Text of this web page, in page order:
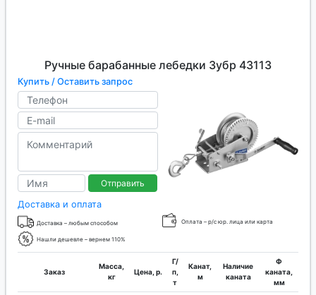
Ручные барабанные лебедки Зубр 43113
Купить / Оставить запрос
Отправить
Доставка и оплата
Доставка – любым способом Оплата – р/с юр. лица или карта
Нашли дешевле – вернем 110%
Заказ
Масса,
кг
Цена, р.
Г/
п,
т
Канат,
м
Наличие
каната
Ф
каната,
мм